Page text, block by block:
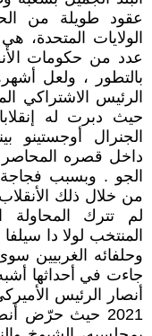
عقود طويلة من
الولايات
عدد من حكومات
بالتطور ، ولعل
الرئيس الاشتراكي
حيث دبرت له
الجنرال أوجستينو
الجو . وبسبب فجاجة
من خلال ذلك
لم تترك المحاولة
المنتخب لولا دا
وحلفائه الغربيين
جاءت في أحداثها
2021 حيث حرّض